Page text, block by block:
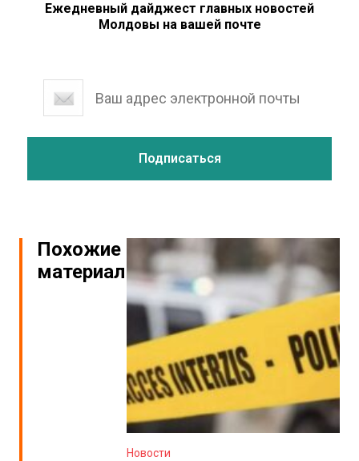
Ежедневный дайджест главных новостей
Молдовы на вашей почте
Похожие
материалы
Новости